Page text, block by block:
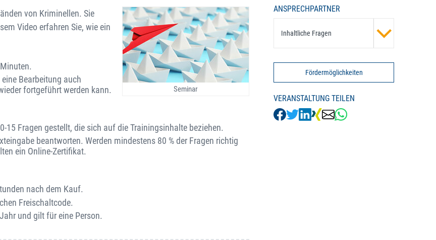
Seminar
von Kriminellen. Sie
Video erfahren Sie, wie ein
Bearbeitung auch
fortgeführt werden kann.
15 Fragen gestellt, die sich auf die Trainingsinhalte beziehen.
beantworten. Werden mindestens 80 % der Fragen richtig
ein Online-Zertifikat.
nach dem Kauf.
Freischaltcode.
und gilt für eine Person.
ANSPRECHPARTNER
Inhaltliche Fragen
Fördermöglichkeiten
VERANSTALTUNG TEILEN